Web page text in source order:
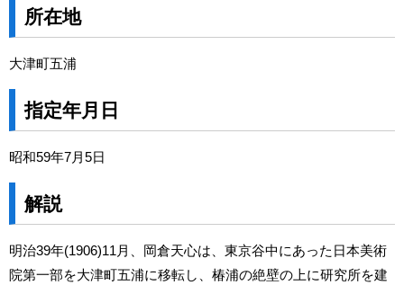
所在地
大津町五浦
指定年月日
昭和59年7月5日
解説
明治39年(1906)11月、岡倉天心は、東京谷中にあった日本美術
院第一部を大津町五浦に移転し、椿浦の絶壁の上に研究所を建